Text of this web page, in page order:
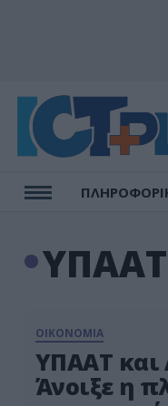
ΥΠΑΑΤ
ΟΙΚΟΝΟΜΙΑ
ΥΠΑΑΤ και
Άνοιξε η